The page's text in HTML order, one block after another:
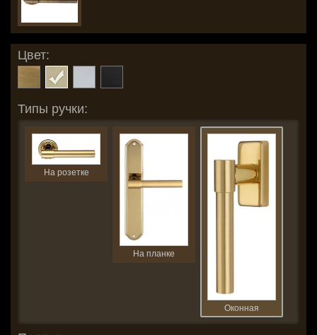
Цвет:
Типы ручки:
На розетке
На планке
Оконная